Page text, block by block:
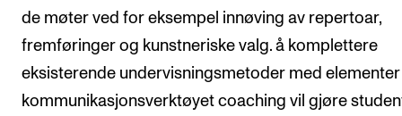
de møter ved for eksempel innøving av repertoar,
fremføringer og kunstneriske valg. å komplettere
eksisterende undervisningsmetoder med
kommunikasjonsverktøyet coaching vil gjøre